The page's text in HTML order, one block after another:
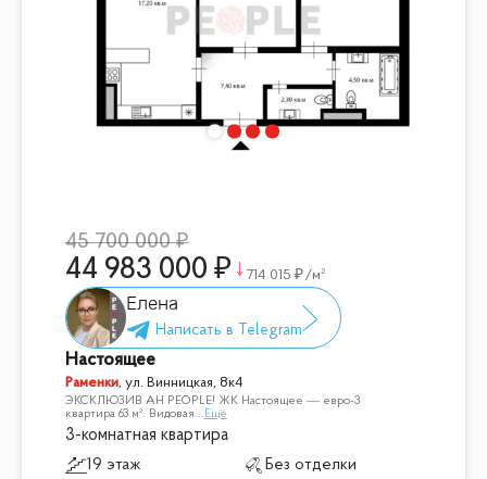
45 700 000
44 983 000 714 015 /м²
Елена
Настоящее
Раменки, ул. Винницкая, 8к4
ЭКСКЛЮЗИВ АН PEOPLE! ЖК Настоящее — евро-3
квартира 63 м². Видовая... Ещё
3-комнатная квартира
19 этаж
Без отделки